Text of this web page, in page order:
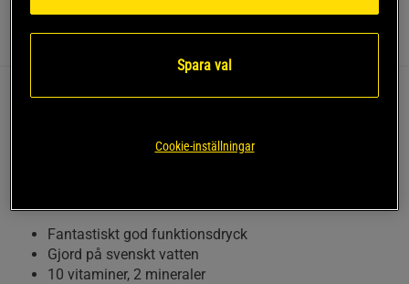
av svenskt vatten. Den är härligt kolsyrad och
Fantastiskt god funktionsdryck
Gjord på svenskt vatten
10 vitaminer, 2 mineraler
Spara val
Cookie-inställningar